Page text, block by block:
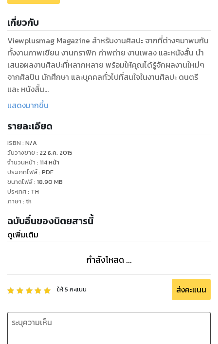
เกี่ยวกับ
Viewplusmag Magazine สำหรับงานศิลปะ จากที่ต่างๆมาพบกัน
ทั้งงานภาพเขียน งานกราฟิก ภ่าพถ่าย งานเพลง และหนังสั้น นำ
เสนอผลงานศิลปะที่หลากหลาย พร้อมให้คุณได้รู้จักผลงานใหม่ๆ
จากศิลปิน นักศึกษา และบุคคลทั่วไปที่สนใจในงานศิลปะ ดนตรี
และ หนังสั้น
Showcase Digital Magazine / Artist Interviews Design
Lifestyle
www.facebook.com/viewplusmag
แสดงมากขึ้น
รายละเอียด
ISBN : N/A
วันวางขาย : 22 ธ.ค. 2015
จำนวนหน้า : 114หน้า
ประเภทไฟล์: PDF
ขนาดไฟล์: 18.90 MB
ประเทศ: TH
ภาษา : th
ฉบับอื่นของนิตยสารนี้
ดูเพิ่มเติม
กำลังโหลด ...
ให้5 คะแนน ส่งคะแนน